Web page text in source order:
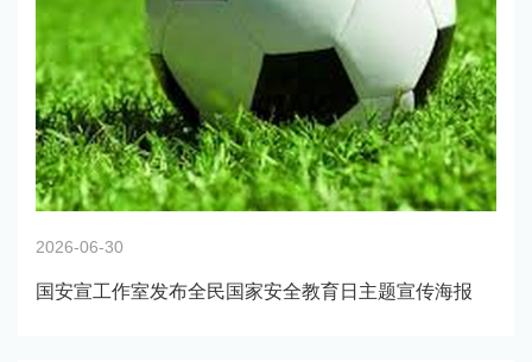
2026-06-30
国安宣工作室发布全民国家安全教育日主题宣传海报